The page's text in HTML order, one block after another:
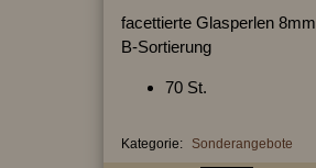
facettierte Glasperlen 8mm
B-Sortierung
70 St.
Kategorie: Sonderangebote